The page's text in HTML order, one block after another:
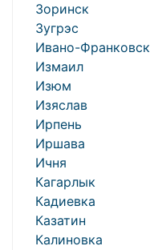
Зоринск
Зугрэс
Ивано-Франковск
Измаил
Изюм
Изяслав
Ирпень
Иршава
Ичня
Кагарлык
Кадиевка
Казатин
Калиновка